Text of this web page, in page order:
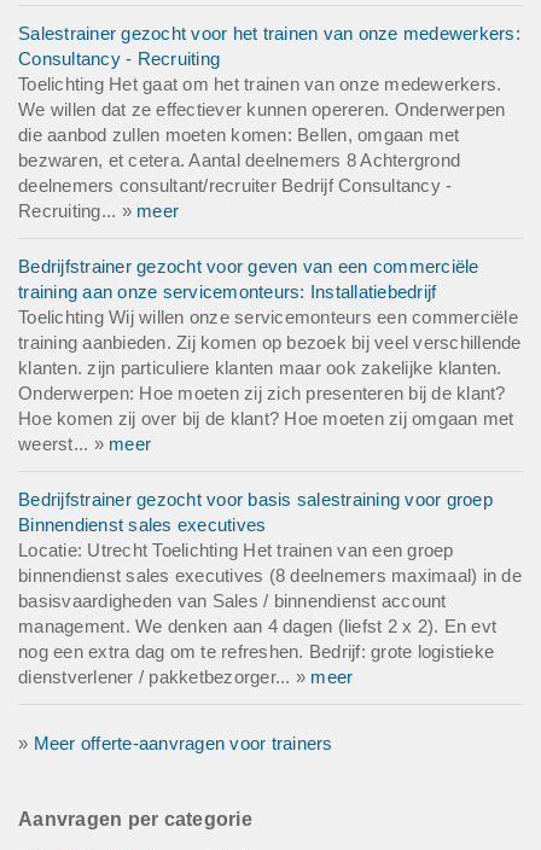
Salestrainer gezocht voor het trainen van onze medewerkers:
Consultancy - Recruiting
Toelichting Het gaat om het trainen van onze medewerkers.
We willen dat ze effectiever kunnen opereren. Onderwerpen
die aanbod zullen moeten komen: Bellen, omgaan met
bezwaren, et cetera. Aantal deelnemers 8 Achtergrond
deelnemers consultant/recruiter Bedrijf Consultancy -
Recruiting... » meer
Bedrijfstrainer gezocht voor geven van een commerciële
training aan onze servicemonteurs: Installatiebedrijf
Toelichting Wij willen onze servicemonteurs een commerciële
training aanbieden. Zij komen op bezoek bij veel verschillende
klanten. zijn particuliere klanten maar ook zakelijke klanten.
Onderwerpen: Hoe moeten zij zich presenteren bij de klant?
Hoe komen zij over bij de klant? Hoe moeten zij omgaan met
weerst... » meer
Bedrijfstrainer gezocht voor basis salestraining voor groep
Binnendienst sales executives
Locatie: Utrecht Toelichting Het trainen van een groep
binnendienst sales executives (8 deelnemers maximaal) in de
basisvaardigheden van Sales / binnendienst account
management. We denken aan 4 dagen (liefst 2 x 2). En evt
nog een extra dag om te refreshen. Bedrijf: grote logistieke
dienstverlener / pakketbezorger... » meer
» Meer offerte-aanvragen voor trainers
Aanvragen per categorie